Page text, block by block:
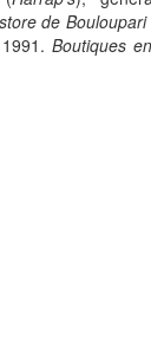
de
Boutiques